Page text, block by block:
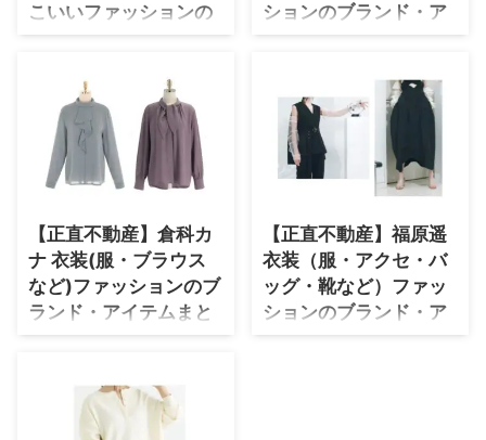
こいいファッションの
ブランド名や購入先・
山下智久(山P)がNHKドラマ初主
演「正直不動産」で着用の衣装や
インテリアを随時リサーチして最
終話までなるはやで追っかけます
ションのブランド・ア
イテムまとめ♪
ふどうさん）】で泉里香（いずみ
りか）さんが演じる榎本美波（え
のもと みなみ役）に衣装提供さ
れているドラマ衣装・服装（ファ
ッション・コーデ）の「ブラン
ド」や「購入先」の情報をまとめ
んがドラマ【正直不動産（しょう
じきふどうさん）】榎本美波えの
もと みなみ役で着用している、
を衣装協力のブランドからリサー
【正直不動産】倉科カ
ナ 衣装(服・ブラウス
など)ファッションのブ
ランド・アイテムまと
め♪
な かな)さんのドラマ衣装速報♪
倉科カナさんの衣装(アクセサリ
ー・ワンピース・ブラウス・スカ
【正直不動産】福原遥
衣装（服・アクセ・バ
ッグ・靴など）ファッ
ションのブランド・ア
イテムまとめ♪